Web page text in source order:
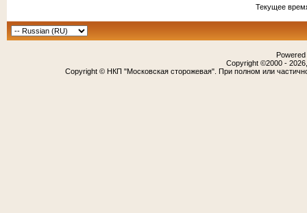
Текущее
Copyright ©2000 -
Copyright © НКП "Московская сторожевая". При полном или